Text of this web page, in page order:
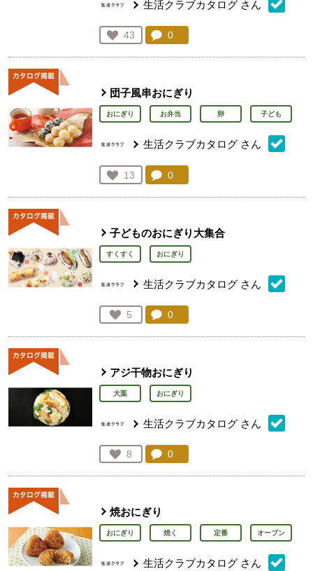
生活クラブカタログ さん
お気に入り登録：
43
人が登録
コメント：
0
団子風串おにぎり
おにぎり お弁当 卵 子ども
生活クラブカタログ さん
お気に入り登録：
13
人が登録
コメント：
0
子どものおにぎり大集合
すくすく おにぎり
生活クラブカタログ さん
お気に入り登録：
5
人が登録
コメント：
0
アジ干物おにぎり
大葉 おにぎり
生活クラブカタログ さん
お気に入り登録：
8
人が登録
コメント：
0
焼おにぎり
おにぎり 焼く 定番 オーブン
生活クラブカタログ さん